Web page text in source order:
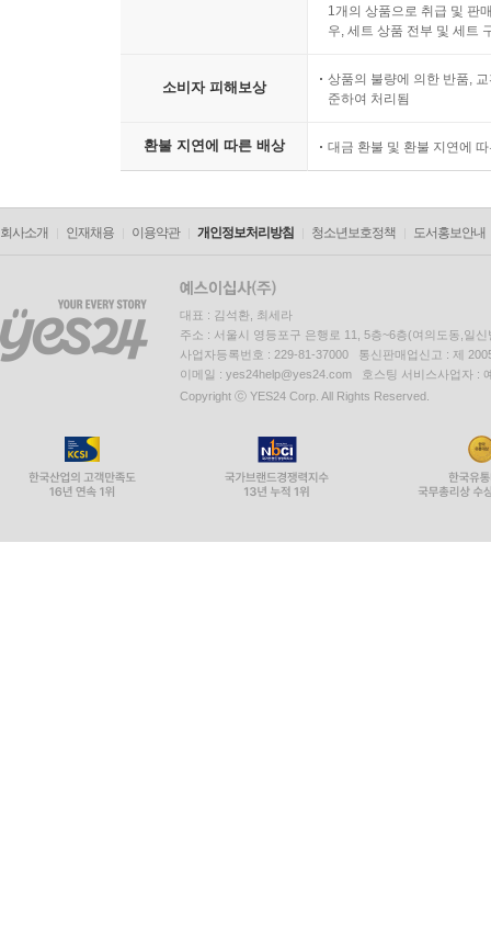
1개의 상품으로 취급 및 판
우, 세트 상품 전부 및 세트
소비자 피해보상
상품의 불량에 의한 반품,
준하여 처리됨
환불 지연에 따른 배상 대금 환불 및 환불 지연에
회사소개 인재채용 이용약관 개인정보처리방침 청소년보호정책 도서홍보안내
대표 : 김석환, 최세라
주소 : 서울시 영등포구 은행로 11, 5층~6층(여의도동,일신
사업자등록번호 : 229-81-37000 통신판매업신고 : 제
이메일 : yes24help@yes24.com 호스팅 서비스사업자 :
Copyright ⓒ YES24 Corp. All Rights Reserved.